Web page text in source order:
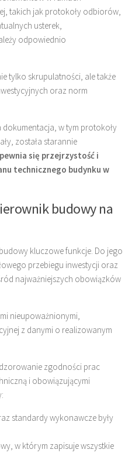
takich jak protokoły odbiorów,
usterek,
odpowiednio
tylko skrupulatności, ale także
oraz norm
dokumentacja, w tym protokoły
została starannie
się przejrzystość i
technicznego budynku w
budowy na
kluczowe funkcje. Do jego
przebiegu inwestycji oraz
najważniejszych obowiązków
nieupoważnionymi,
z danymi o realizowanym
zgodności prac
i obowiązującymi
standardy wykonawcze były
w którym zapisuje wszystkie